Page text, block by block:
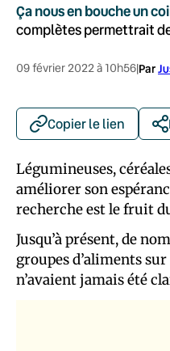
Ça nous en bouche un
complètes permettrait
09 février 2022 à 10h56|Par
Copier le lien
Légumineuses,
améliorer son
recherche est le fruit
Jusqu’à présent, de
groupes d’aliments
n’avaient jamais été